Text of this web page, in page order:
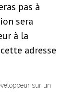
pas à
sera
à la
adresse
sur un